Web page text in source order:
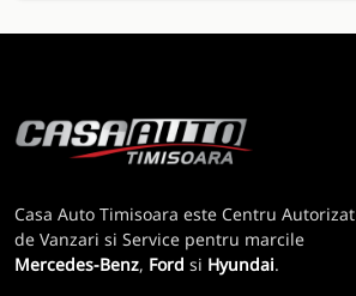
Casa Auto Timisoara este Centru Autorizat
de Vanzari si Service pentru marcile
Mercedes-Benz, Ford si Hyundai.